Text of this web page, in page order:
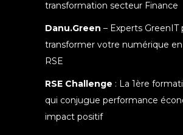
transformation secteur Finance
Danu.Green – Experts GreenIT
transformer votre numérique
RSE
RSE Challenge : La 1ère
qui conjugue performance
impact positif